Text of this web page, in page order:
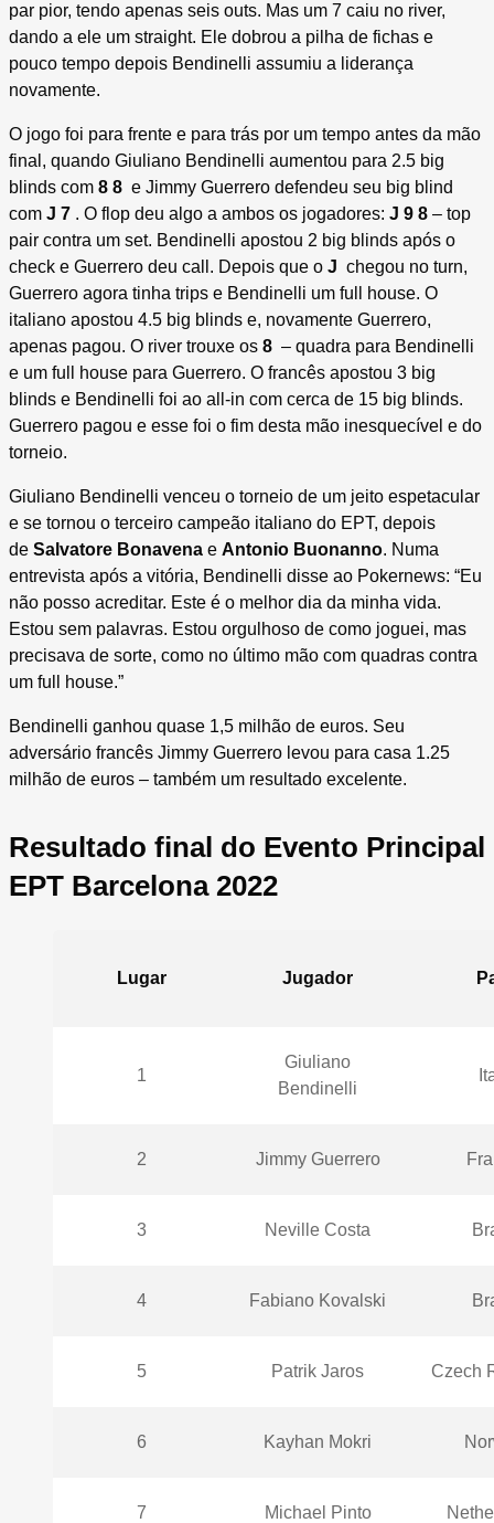
par pior, tendo apenas seis outs. Mas um 7 caiu no river,
dando a ele um straight. Ele dobrou a pilha de fichas e
pouco tempo depois Bendinelli assumiu a liderança
novamente.
O jogo foi para frente e para trás por um tempo antes da mão
final, quando Giuliano Bendinelli aumentou para 2.5 big
blinds com 8 8 e Jimmy Guerrero defendeu seu big blind
com J 7 . O flop deu algo a ambos os jogadores: J 9 8 – top
pair contra um set. Bendinelli apostou 2 big blinds após o
check e Guerrero deu call. Depois que o J chegou no turn,
Guerrero agora tinha trips e Bendinelli um full house. O
italiano apostou 4.5 big blinds e, novamente Guerrero,
apenas pagou. O river trouxe os 8 – quadra para Bendinelli
e um full house para Guerrero. O francês apostou 3 big
blinds e Bendinelli foi ao all-in com cerca de 15 big blinds.
Guerrero pagou e esse foi o fim desta mão inesquecível e do
torneio.
Giuliano Bendinelli venceu o torneio de um jeito espetacular
e se tornou o terceiro campeão italiano do EPT, depois
de Salvatore Bonavena e Antonio Buonanno. Numa
entrevista após a vitória, Bendinelli disse ao Pokernews: “Eu
não posso acreditar. Este é o melhor dia da minha vida.
Estou sem palavras. Estou orgulhoso de como joguei, mas
precisava de sorte, como no último mão com quadras contra
um full house.”
Bendinelli ganhou quase 1,5 milhão de euros. Seu
adversário francês Jimmy Guerrero levou para casa 1.25
milhão de euros – também um resultado excelente.
Resultado final do Evento Principal
EPT Barcelona 2022
Lugar Jugador
1
Giuliano
Bendinelli
2 Jimmy Guerrero
3 Neville Costa
4 Fabiano Kovalski
5 Patrik Jaros Czech
6 Kayhan Mokri
7 Michael Pinto